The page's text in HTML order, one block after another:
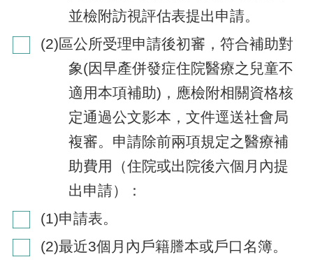
並檢附訪視評估表提出申請。
(2)區公所受理申請後初審，符合補助對
象(因早產併發症住院醫療之兒童不
適用本項補助)，應檢附相關資格核
定通過公文影本，文件逕送社會局
複審。 申請除前兩項規定之醫療補
助費用（住院或出院後六個月內提
出申請）：
(1)申請表。
(2)最近3個月內戶籍謄本或戶口名簿。